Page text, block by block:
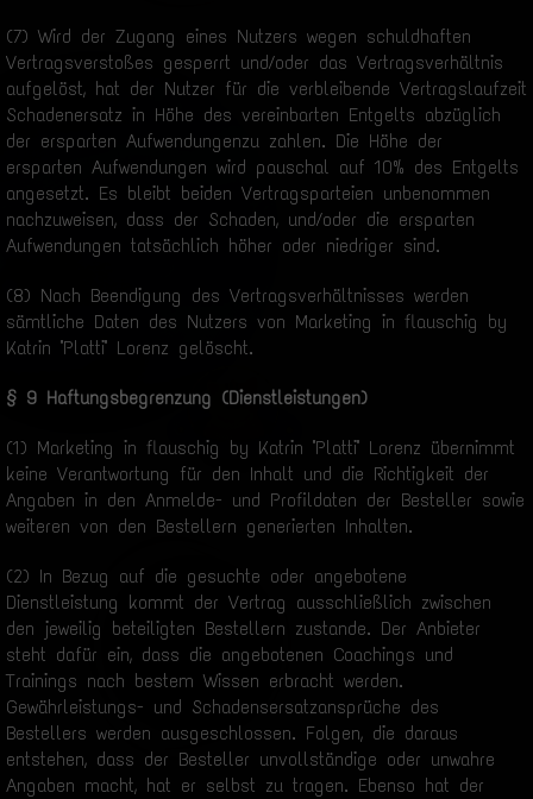
(7) Wird der Zugang eines Nutzers wegen schuldhaften
Vertragsverstoßes gesperrt und/oder das Vertragsverhältnis
aufgelöst, hat der Nutzer für die verbleibende Vertragslaufzeit
Schadenersatz in Höhe des vereinbarten Entgelts abzüglich
der ersparten Aufwendungenzu zahlen. Die Höhe der
ersparten Aufwendungen wird pauschal auf 10% des Entgelts
angesetzt. Es bleibt beiden Vertragsparteien unbenommen
nachzuweisen, dass der Schaden, und/oder die ersparten
Aufwendungen tatsächlich höher oder niedriger sind.
(8) Nach Beendigung des Vertragsverhältnisses werden
sämtliche Daten des Nutzers von Marketing in flauschig by
Katrin "Platti" Lorenz gelöscht.
§ 9 Haftungsbegrenzung (Dienstleistungen)
(1) Marketing in flauschig by Katrin "Platti" Lorenz übernimmt
keine Verantwortung für den Inhalt und die Richtigkeit der
Angaben in den Anmelde- und Profildaten der Besteller sowie
weiteren von den Bestellern generierten Inhalten.
(2) In Bezug auf die gesuchte oder angebotene
Dienstleistung kommt der Vertrag ausschließlich zwischen
den jeweilig beteiligten Bestellern zustande. Der Anbieter
steht dafür ein, dass die angebotenen Coachings und
Trainings nach bestem Wissen erbracht werden.
Gewährleistungs- und Schadensersatzansprüche des
Bestellers werden ausgeschlossen. Folgen, die daraus
entstehen, dass der Besteller unvollständige oder unwahre
Angaben macht, hat er selbst zu tragen. Ebenso hat der